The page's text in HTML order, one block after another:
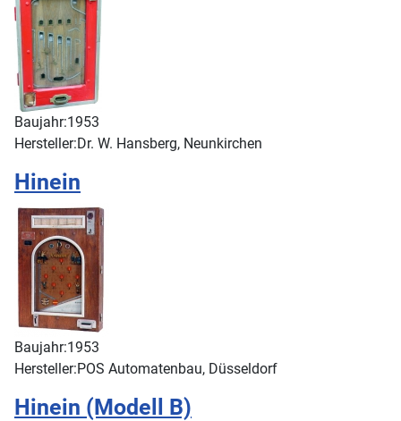
Baujahr:1953
Hersteller:Dr. W. Hansberg, Neunkirchen
Hinein
Baujahr:1953
Hersteller:POS Automatenbau, Düsseldorf
Hinein (Modell B)